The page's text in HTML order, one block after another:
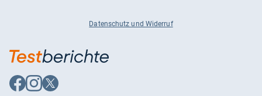
Datenschutz und Widerruf
Auf
Facebook
Auf
Instagram
Auf
X